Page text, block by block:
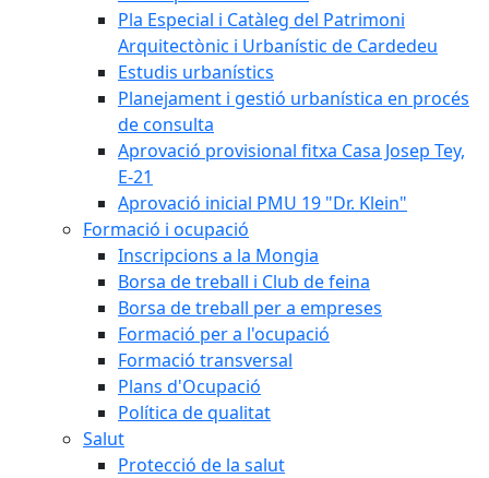
Pla Especial i Catàleg del Patrimoni
Arquitectònic i Urbanístic de Cardedeu
Estudis urbanístics
Planejament i gestió urbanística en procés
de consulta
Aprovació provisional fitxa Casa Josep Tey,
E-21
Aprovació inicial PMU 19 "Dr. Klein"
Formació i ocupació
Inscripcions a la Mongia
Borsa de treball i Club de feina
Borsa de treball per a empreses
Formació per a l'ocupació
Formació transversal
Plans d'Ocupació
Política de qualitat
Salut
Protecció de la salut